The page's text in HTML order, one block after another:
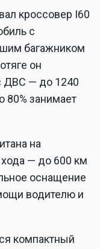
кроссовер I60
с
багажником
он
ДВС — до 1240
80% занимает
на
хода — до 600 км
оснащение
водителю и
компактный